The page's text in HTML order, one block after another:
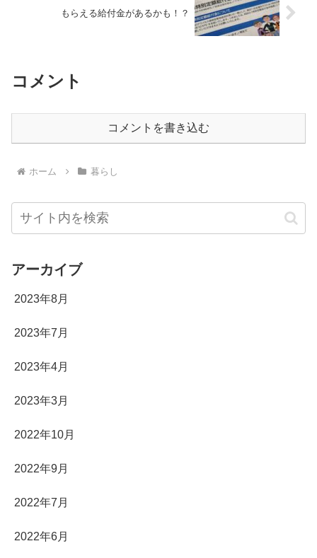
もらえる給付金があるかも！？
コメント
コメントを書き込む
ホーム 暮らし
アーカイブ
2023年8月
2023年7月
2023年4月
2023年3月
2022年10月
2022年9月
2022年7月
2022年6月